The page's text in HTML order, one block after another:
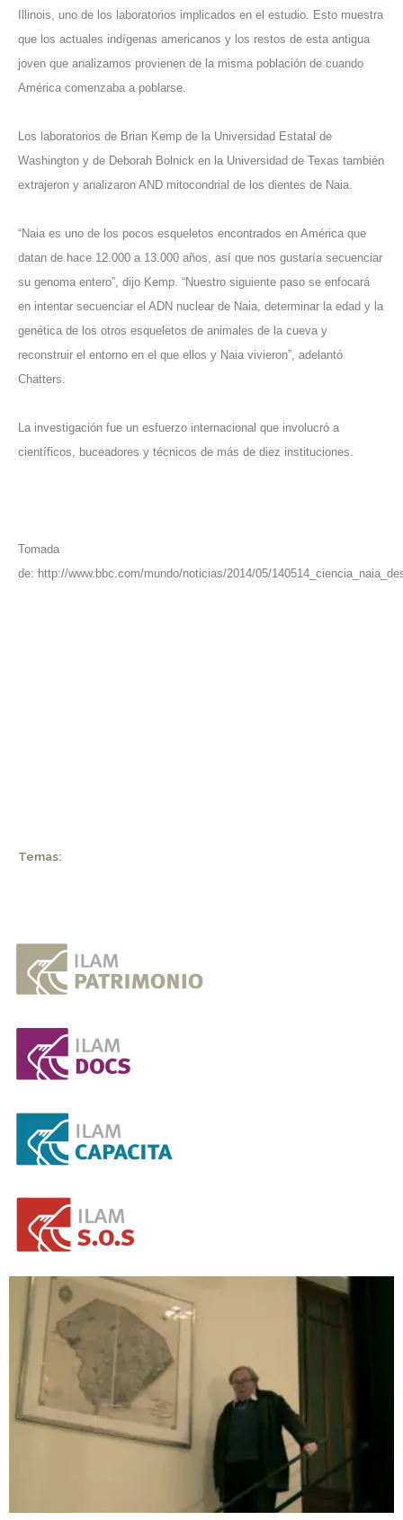
Illinois, uno de los laboratorios implicados en el estudio. Esto muestra
que los actuales indígenas americanos y los restos de esta antigua
joven que analizamos provienen de la misma población de cuando
América comenzaba a poblarse.
Los laboratorios de Brian Kemp de la Universidad Estatal de
Washington y de Deborah Bolnick en la Universidad de Texas también
extrajeron y analizaron AND mitocondrial de los dientes de Naia.
“Naia es uno de los pocos esqueletos encontrados en América que
datan de hace 12.000 a 13.000 años, así que nos gustaría secuenciar
su genoma entero”, dijo Kemp. “Nuestro siguiente paso se enfocará
en intentar secuenciar el ADN nuclear de Naia, determinar la edad y la
genética de los otros esqueletos de animales de la cueva y
reconstruir el entorno en el que ellos y Naia vivieron”, adelantó
Chatters.
La investigación fue un esfuerzo internacional que involucró a
científicos, buceadores y técnicos de más de diez instituciones.
Tomada
de: http://www.bbc.com/mundo/noticias/2014/05/
Temas: